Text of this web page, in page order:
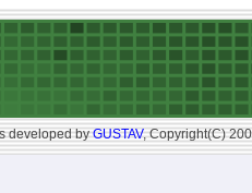
developed byGUSTAV, Copyright(C)